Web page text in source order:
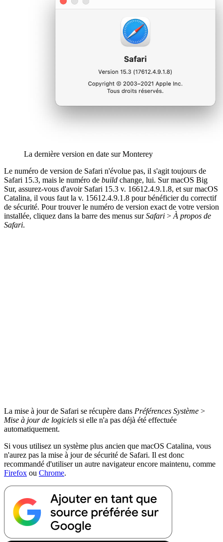
La dernière version en date sur Monterey
Le numéro de version de Safari n'évolue pas, il s'agit toujours de
Safari 15.3, mais le numéro de build change, lui. Sur macOS Big
Sur, assurez-vous d'avoir Safari 15.3 v. 16612.4.9.1.8, et sur macOS
Catalina, il vous faut la v. 15612.4.9.1.8 pour bénéficier du correctif
de sécurité. Pour trouver le numéro de version exact de votre version
installée, cliquez dans la barre des menus surSafari > À propos de
Safari.
La mise à jour de Safari se récupère dans Préférences Système >
Mise à jour de logiciels si elle n'a pas déjà été effectuée
automatiquement.
Si vous utilisez un système plus ancien que macOS Catalina, vous
n'aurez pas la mise à jour de sécurité de Safari. Il est donc
recommandé d'utiliser un autre navigateur encore maintenu, comme
Firefox ou Chrome.